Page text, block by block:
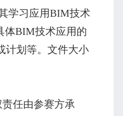
学习应用BIM技术
体BIM技术应用的
计划等。文件大小
任由参赛方承